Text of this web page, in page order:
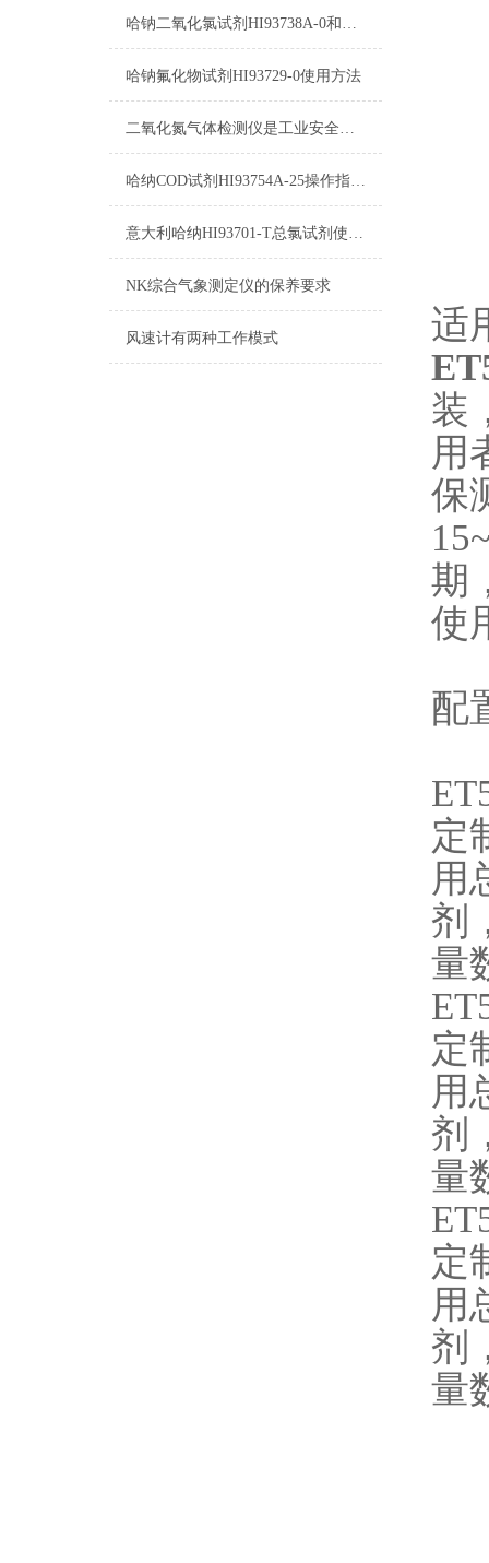
哈钠二氧化氯试剂HI93738A-0和HI93738B-0使用方法
哈钠氟化物试剂HI93729-0使用方法
二氧化氮气体检测仪是工业安全生产中*的防护设备
哈纳COD试剂HI93754A-25操作指南及测量标准
意大利哈纳HI93701-T总氯试剂使用说明及详细参数
NK综合气象测定仪的保养要求
风速计有两种工作模式
适
装
用
保
期
使
配
定
用
剂
量
定
用
剂
量
定
用
剂
量